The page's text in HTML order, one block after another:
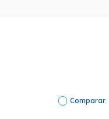
BWR22C-BWT08A-
Comparar